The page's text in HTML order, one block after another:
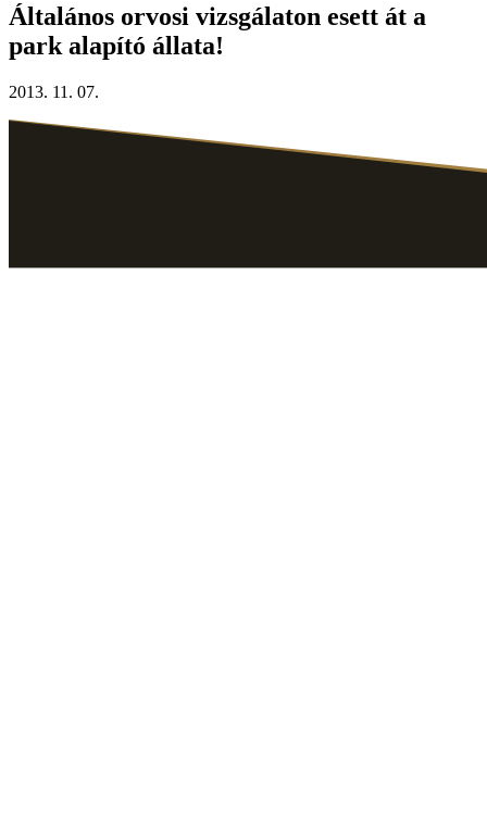
Általános orvosi vizsgálaton esett át a
park alapító állata!
2013. 11. 07.